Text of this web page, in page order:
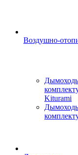
Воздушно-
Kiturami